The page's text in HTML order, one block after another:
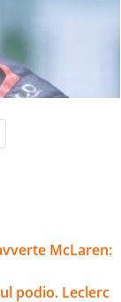
McLaren:
podio. Leclerc